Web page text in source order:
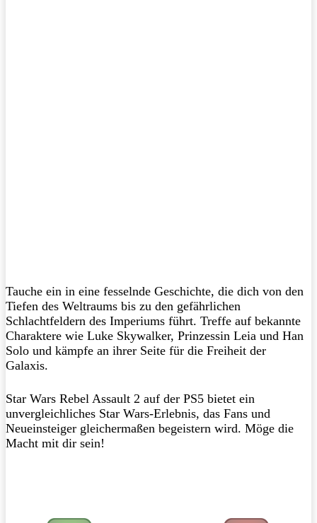
Tauche ein in eine fesselnde Geschichte, die dich von den
Tiefen des Weltraums bis zu den gefährlichen
Schlachtfeldern des Imperiums führt. Treffe auf bekannte
Charaktere wie Luke Skywalker, Prinzessin Leia und Han
Solo und kämpfe an ihrer Seite für die Freiheit der
Galaxis.
Star Wars Rebel Assault 2 auf der PS5 bietet ein
unvergleichliches Star Wars-Erlebnis, das Fans und
Neueinsteiger gleichermaßen begeistern wird. Möge die
Macht mit dir sein!